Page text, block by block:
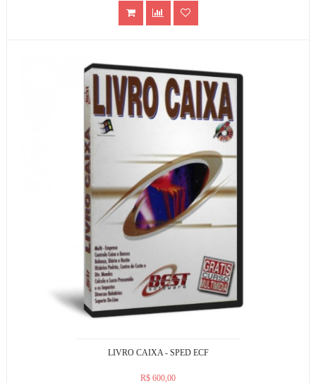
LIVRO CAIXA - SPED ECF
R$ 600,00